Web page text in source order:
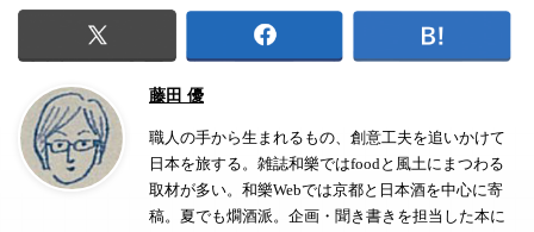
藤田 優
職人の手から生まれるもの、創意工夫を追いかけて
日本を旅する。雑誌和樂ではfoodと風土にまつわる
取材が多い。和樂Webでは京都と日本酒を中心に寄
稿。夏でも燗酒派。企画・聞き書きを担当した本に